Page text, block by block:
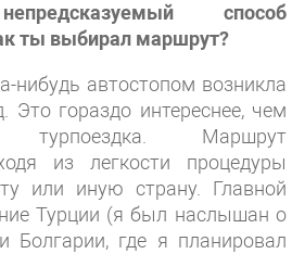
способ
ты выбирал маршрут?
нибудь автостопом возникла
Это гораздо интереснее, чем
турпоездка. Маршрут
из легкости процедуры
или иную страну. Главной
Турции (я был наслышан о
Болгарии, где я планировал